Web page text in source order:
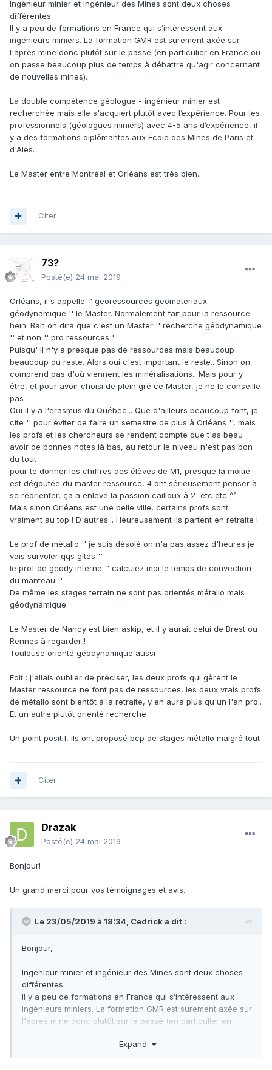
Ingénieur minier et ingénieur des Mines sont deux choses
différentes.
Il y a peu de formations en France qui s’intéressent aux
ingénieurs miniers. La formation GMR est surement axée sur
l'après mine donc plutôt sur le passé (en particulier en France ou
on passe beaucoup plus de temps à débattre qu'agir concernant
de nouvelles mines).
La double compétence géologue - ingénieur minier est
recherchée mais elle s'acquiert plutôt avec l’expérience. Pour les
professionnels (géologues miniers) avec 4-5 ans d’expérience, il
y a des formations diplômantes aux École des Mines de Paris et
d'Ales.
Le Master entre Montréal et Orléans est très bien.
Citer
73?
Posté(e) 24 mai 2019
Orléans, il s'appelle '' georessources geomateriaux
géodynamique '' le Master. Normalement fait pour la ressource
hein. Bah on dira que c'est un Master '' recherche géodynamique
'' et non '' pro ressources''
Puisqu' il n'y a presque pas de ressources mais beaucoup
beaucoup du reste. Alors oui c'est important le reste.. Sinon on
comprend pas d'où viennent les minéralisations.. Mais pour y
être, et pour avoir choisi de plein gré ce Master, je ne le conseille
pas
Oui il y a l'erasmus du Québec... Que d'ailleurs beaucoup font, je
cite '' pour éviter de faire un semestre de plus à Orléans '', mais
les profs et les chercheurs se rendent compte que t'as beau
avoir de bonnes notes là bas, au retour le niveau n'est pas bon
du tout
pour te donner les chiffres des élèves de M1, presque la moitié
est dégoutée du master ressource, 4 ont sérieusement penser à
se réorienter, ça a enlevé la passion cailloux à 2 etc etc ^^
Mais sinon Orléans est une belle ville, certains profs sont
vraiment au top ! D'autres... Heureusement ils partent en retraite !
Le prof de métallo '' je suis désolé on n'a pas assez d'heures je
vais survoler qqs gîtes ''
le prof de geody interne '' calculez moi le temps de convection
du manteau ''
De même les stages terrain ne sont pas orientés métallo mais
géodynamique
Le Master de Nancy est bien askip, et il y aurait celui de Brest ou
Rennes à regarder !
Toulouse orienté géodynamique aussi
Edit : j'allais oublier de préciser, les deux profs qui gèrent le
Master ressource ne font pas de ressources, les deux vrais profs
de métallo sont bientôt à la retraite, y en aura plus qu'un l'an pro..
Et un autre plutôt orienté recherche
Un point positif, ils ont proposé bcp de stages métallo malgré tout
Citer
Drazak
Posté(e) 24 mai 2019
Bonjour!
Un grand merci pour vos témoignages et avis.
Le 23/05/2019 à 18:34, Cedricka dit :
Bonjour,
Ingénieur minier et ingénieur des Mines sont deux choses
différentes.
Il y a peu de formations en France qui s’intéressent aux
ingénieurs miniers. La formation GMR est surement axée sur
l'après mine donc plutôt sur le passé (en particulier en
qu'agir concernant de nouvelles mines).
Expand